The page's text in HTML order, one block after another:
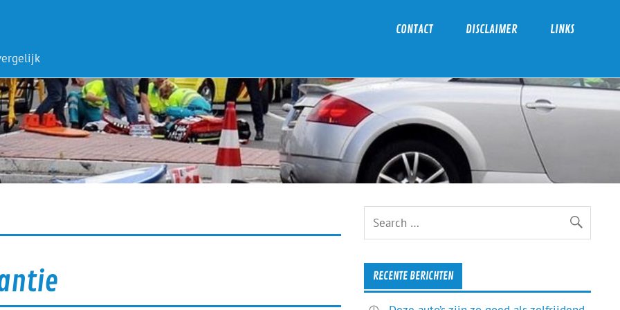
CONTACT DISCLAIMER LINKS
RECENTE BERICHTEN